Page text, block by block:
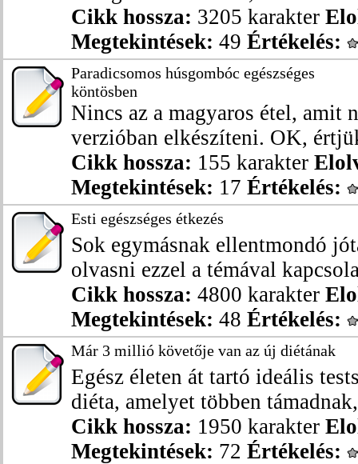
Cikk hossza: 3205 karakter
Megtekintések: 49 Értékelés:
Paradicsomos húsgombóc egészséges
köntösben
Nincs az a magyaros étel, amit
verzióban elkészíteni. OK,
Cikk hossza: 155 karakter
Megtekintések: 17 Értékelés:
Esti egészséges étkezés
Sok egymásnak ellentmondó
olvasni ezzel a témával
Cikk hossza: 4800 karakter
Megtekintések: 48 Értékelés:
Már 3 millió követője van az új diétának
Egész életen át tartó ideális
diéta, amelyet többen
Cikk hossza: 1950 karakter
Megtekintések: 72 Értékelés: